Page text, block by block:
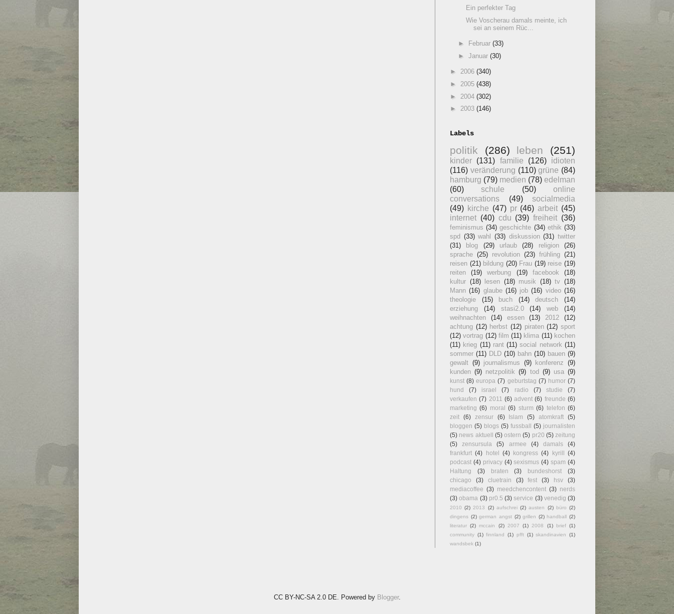
Ein perfekter Tag
Wie Voscherau damals meinte, ich
sei an seinem Rüc...
► Februar (33)
► Januar (30)
► 2006 (340)
► 2005 (438)
► 2004 (302)
► 2003 (146)
Labels
politik (286) leben (251)
kinder (131) familie (126)
idioten
(116) veränderung (110) grüne (84)
hamburg (79) medien (78) edelman
(60)
schule (50)
online
conversations
(49)
socialmedia
(49) kirche (47) pr (46) arbeit (45)
internet (40) cdu (39) freiheit (36)
feminismus (34) geschichte (34) ethik (33)
spd (33) wahl (33) diskussion (31) twitter
(31)
blog (29) urlaub (28) religion
(26)
sprache (25) revolution (23) frühling (21)
reisen (21) bildung (20) Frau (19) reise (19)
reiten
(19) werbung (19) facebook
(18)
kultur (18) lesen (18) musik (18) tv
(18)
Mann (16) glaube (16) job (16) video (16)
theologie
(15) buch (14) deutsch
(14)
erziehung
(14) stasi2.0 (14) web
(14)
weihnachten
(14) essen (13) 2012
(12)
achtung (12) herbst (12) piraten (12) sport
(12) vortrag (12) film (11) klima (11) kochen
(11) krieg (11) rant (11) social network (11)
sommer (11) DLD (10) bahn (10) bauen (9)
gewalt (9) journalismus (9) konferenz
(9)
kunden (9) netzpolitik (9) tod (9) usa (9)
kunst (8) europa (7) geburtstag (7) humor (7)
hund
(7) israel (7) radio (7) studie
(7)
verkaufen (7) 2011 (6) advent (6) freunde (6)
marketing (6) moral (6) sturm (6) telefon (6)
zeit
(6) zensur (6) Islam (5) atomkraft
(5)
bloggen (5) blogs (5) fussball (5) journalisten
(5) news aktuell (5) ostern (5) pr20 (5) zeitung
(5)
zensursula (5) armee (4) damals
(4)
frankfurt (4) hotel (4) kongress (4) kyrill (4)
podcast (4) privacy (4) sexismus (4) spam (4)
Haltung
(3) braten (3) bundeshorst
(3)
chicago
(3) cluetrain (3) fest (3) hsv
(3)
mediacoffee (3) meedchencontent (3) nerds
(3) obama (3) pr0.5 (3) service (3) venedig (3)
2010 (2) 2013 (2) aufschrei (2) austen (2) büro (2)
dingens (2) german angst (2) grillen (2) handball (2)
literatur (2) mccain (2) 2007 (1) 2008 (1) brief (1)
community (1) finnland (1) pfft (1) skandinavien
(1)
wandsbek (1)
CC BY-NC-SA 2.0 DE. Powered by Blogger.